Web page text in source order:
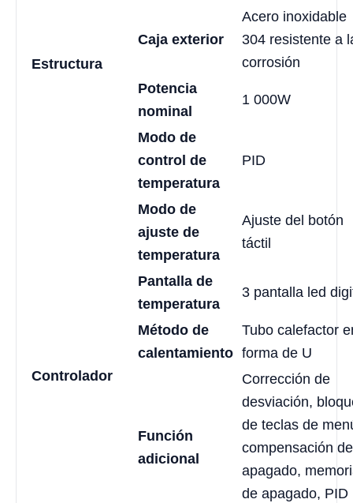
Estructura
Caja exterior
Acero inoxidable
304 resistente a
corrosión
Potencia
nominal
1 000W
Modo de
control de
temperatura
PID
Controlador
Modo de
ajuste de
temperatura
Ajuste del botón
táctil
Pantalla de
temperatura
3 pantalla led
Método de
calentamiento
Tubo calefactor
forma de U
Función
adicional
Corrección de
desviación,
de teclas de
compensación de
apagado,
de apagado, PID